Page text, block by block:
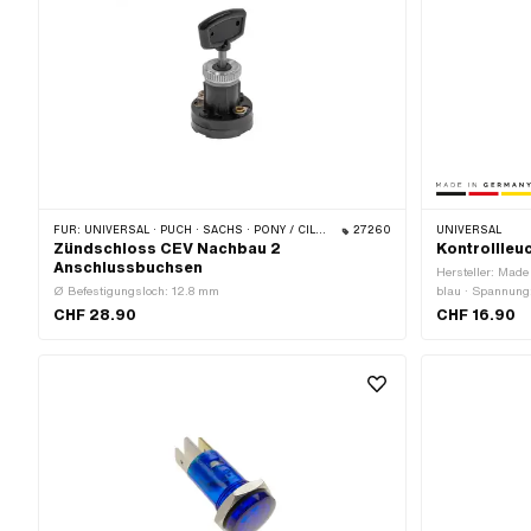
FÜR: UNIVERSAL · PUCH · SACHS · PONY / CILO (BETA 521 & 512) · ZÜNDAPP BELMONDO · HERCULES 27260
Zündschloss CEV Nachbau 2
Anschlussbuchsen
Ø Befestigungsloch: 12.8 mm
CHF 28.90
UNIVERSAL
Hersteller:
blau ·
35 mm · LED:
CHF 16.90